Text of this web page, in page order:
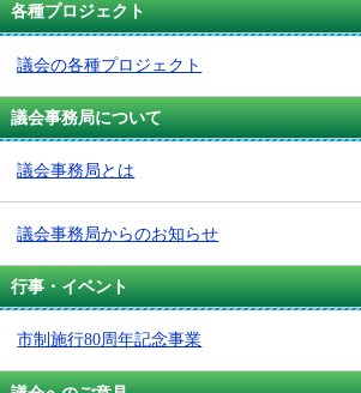
各種プロジェクト
議会の各種プロジェクト
議会事務局について
議会事務局とは
議会事務局からのお知らせ
行事・イベント
市制施行80周年記念事業